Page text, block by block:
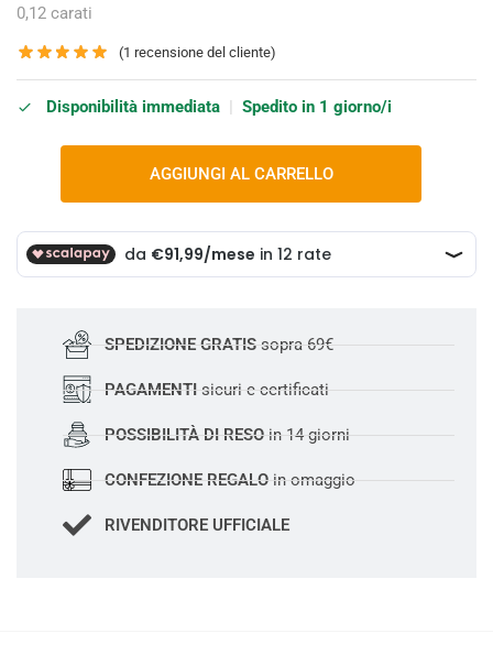
0,12 carati
(1 recensione del cliente)
Disponibilità immediata | Spedito in 1 giorno/i
AGGIUNGI AL CARRELLO
SPEDIZIONE GRATISsopra 69€
PAGAMENTI sicuri e certificati
POSSIBILITÀ DI RESO in 14 giorni
CONFEZIONE REGALOin omaggio
RIVENDITORE UFFICIALE